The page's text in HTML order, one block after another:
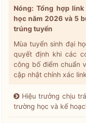
Nóng: Tổng hợp
học năm 2026 và 5
trúng tuyển
Mùa tuyển sinh đại
quyết định khi các
công bố điểm chuẩn
cập nhật chính xác
Hiệu trưởng chịu
trường học và kế